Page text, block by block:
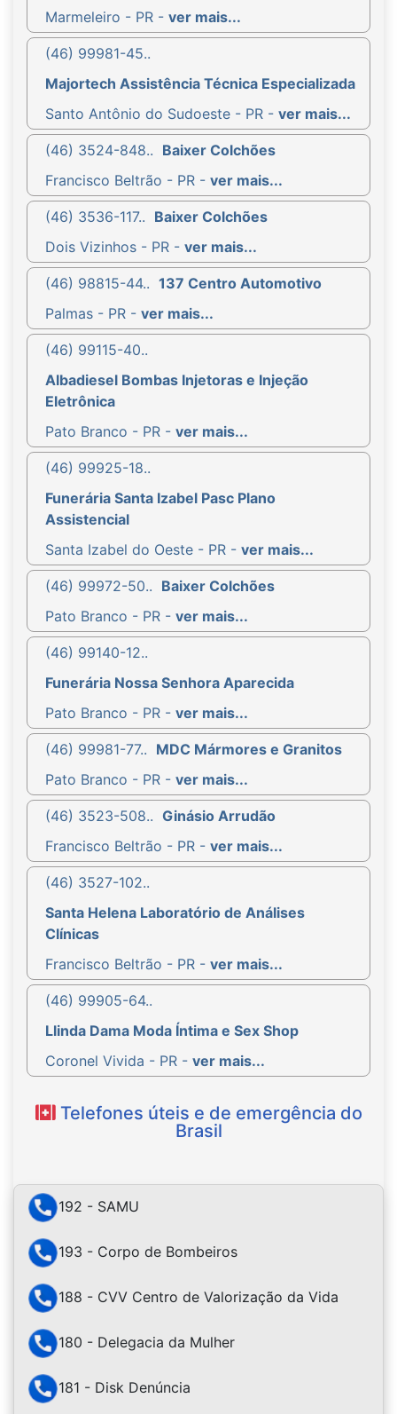
Marmeleiro - PR - ver mais...
(46) 99981-45..
Majortech Assistência Técnica Especializada
Santo Antônio do Sudoeste - PR - ver mais...
(46) 3524-848.. Baixer Colchões
Francisco Beltrão - PR - ver mais...
(46) 3536-117.. Baixer Colchões
Dois Vizinhos - PR - ver mais...
(46) 98815-44.. 137 Centro Automotivo
Palmas - PR - ver mais...
(46) 99115-40..
Albadiesel Bombas Injetoras e Injeção
Eletrônica
Pato Branco - PR - ver mais...
(46) 99925-18..
Funerária Santa Izabel Pasc Plano
Assistencial
Santa Izabel do Oeste - PR - ver mais...
(46) 99972-50.. Baixer Colchões
Pato Branco - PR - ver mais...
(46) 99140-12..
Funerária Nossa Senhora Aparecida
Pato Branco - PR - ver mais...
(46) 99981-77.. MDC Mármores e Granitos
Pato Branco - PR - ver mais...
(46) 3523-508.. Ginásio Arrudão
Francisco Beltrão - PR - ver mais...
(46) 3527-102..
Santa Helena Laboratório de Análises
Clínicas
Francisco Beltrão - PR - ver mais...
(46) 99905-64..
Llinda Dama Moda Íntima e Sex Shop
Coronel Vivida - PR - ver mais...
Telefones úteis e de emergência do
Brasil
192 - SAMU
193 - Corpo de Bombeiros
188 - CVV Centro de Valorização da Vida
180 - Delegacia da Mulher
181 - Disk Denúncia